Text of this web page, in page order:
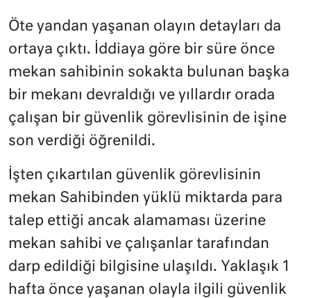
Öte yandan yaşanan olayın detayları da
ortaya çıktı. İddiaya göre bir süre önce
mekan sahibinin sokakta bulunan başka
bir mekanı devraldığı ve yıllardır orada
çalışan bir güvenlik görevlisinin de işine
son verdiği öğrenildi.
İşten çıkartılan güvenlik görevlisinin
mekan Sahibinden yüklü miktarda para
talep ettiği ancak alamaması üzerine
mekan sahibi ve çalışanlar tarafından
darp edildiği bilgisine ulaşıldı. Yaklaşık 1
hafta önce yaşanan olayla ilgili güvenlik